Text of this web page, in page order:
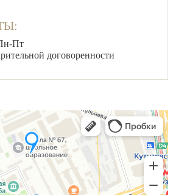
Пт
договоренности